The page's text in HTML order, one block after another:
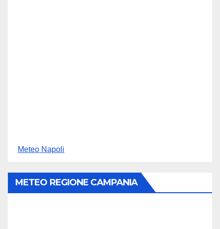
Meteo Napoli
METEO REGIONE CAMPANIA